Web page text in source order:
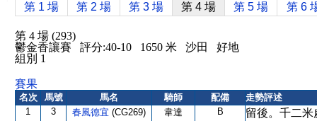
第 1 場 第 2 場 第 3 場 第 4 場 第 5 場 第 6
第 4 場 (293)
鬱金香讓賽 評分:40-10 1650 米 沙田 好地
組別 1
賽果
名次 馬號 馬名 騎師 配備
走勢評述
1
3 春風德宜 (CG269) 韋達 B
留後。千二